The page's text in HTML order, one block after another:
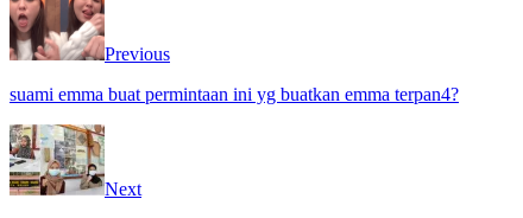
Previous
suami emma buat permintaan ini yg buatkan emma terpan4?
Next